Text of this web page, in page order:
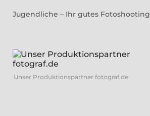
Jugendliche – Ihr gutes Fotoshooting
Unser Produktionspartner fotograf.de